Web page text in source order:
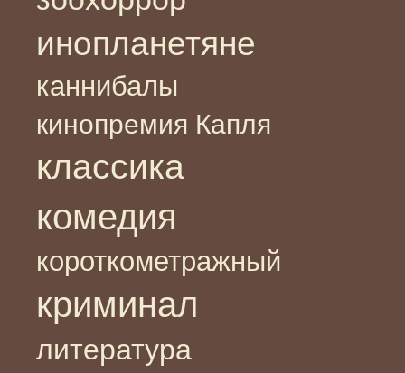
инопланетяне
каннибалы
кинопремия Капля
классика
комедия
короткометражный
криминал
литература